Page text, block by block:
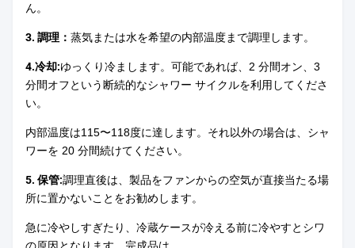
ん。
3. 調理： 蒸気または水を希望の内部温度まで調理します。
4.冷却:ゆっくり冷まします。可能であれば、2 分間オン、3
分間オフという断続的なシャワー サイクルを利用してくださ
い。
内部温度は115〜118度に達します。それ以外の場合は、シャ
ワーを 20 分間続けてください。
5. 保管:調理直後は、製品をファンからの空気が直接当たる場
所に置かないことをお勧めします。
急に冷やしすぎたり、冷蔵ケースが冷える前に冷やすとシワ
の原因となります。完成品は、